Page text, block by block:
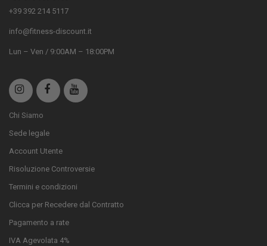
+39 392 214 5117
info@fitness-discount.it
Lun – Ven / 9:00AM – 18:00PM
Chi Siamo
Sede legale
Account Utente
Risoluzione Controversie
Termini e condizioni
Clicca per Recedere dal Contratto
Pagamento a rate
IVA Agevolata 4%